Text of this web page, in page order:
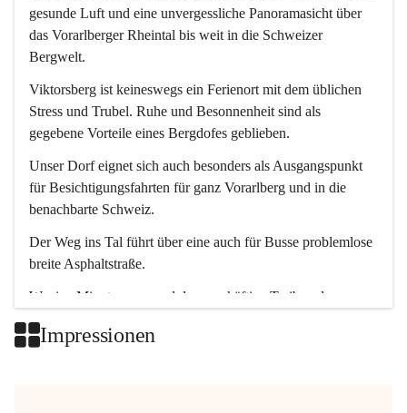
gesunde Luft und eine unvergessliche Panoramasicht über
das Vorarlberger Rheintal bis weit in die Schweizer
Bergwelt.
Viktorsberg ist keineswegs ein Ferienort mit dem üblichen
Stress und Trubel. Ruhe und Besonnenheit sind als
gegebene Vorteile eines Bergdofes geblieben.
Unser Dorf eignet sich auch besonders als Ausgangspunkt
für Besichtigungsfahrten für ganz Vorarlberg und in die
benachbarte Schweiz.
Der Weg ins Tal führt über eine auch für Busse problemlose
breite Asphaltstraße.
Wenige Minuten nur, und das geschäftige Treiben der
Impressionen